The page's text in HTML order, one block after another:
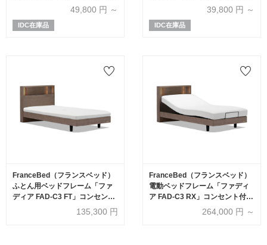
レーWNG色）全5サイズ
49,800 円 ～
IDC在庫品
WNG色）全5サイズ39,800 円 ～
IDC在庫品
FranceBed（フランスベッド）
ふとん用ベッドフレーム「ファ
ディア FAD-C3 FT」コンセント
付き 高強度すのこ床板 シングル
135,300 円
FranceBed（フランスベッド）
電動ベッドフレーム「ファディ
ア FAD-C3 RX」コンセント付き
264,000 円 ～